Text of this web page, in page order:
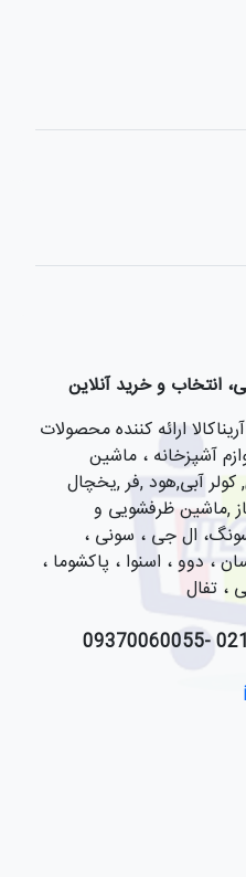
انتخاب و خرید آنلاین
ارائه کننده محصولات
آشپزخانه ، ماشین
کولر آبی,هود ,فر ,یخچال
,ماشین ظرفشویی و
ال جی ، سونی ،
، دوو ، اسنوا ، پاکشوما ،
، تفال
021
55407049 -09370060055